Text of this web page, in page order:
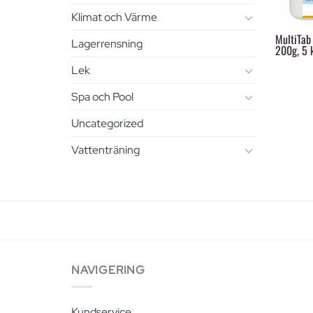
Klimat och Värme
Lagerrensning
Lek
Spa och Pool
Uncategorized
Vattenträning
200g, 5
NAVIGERING